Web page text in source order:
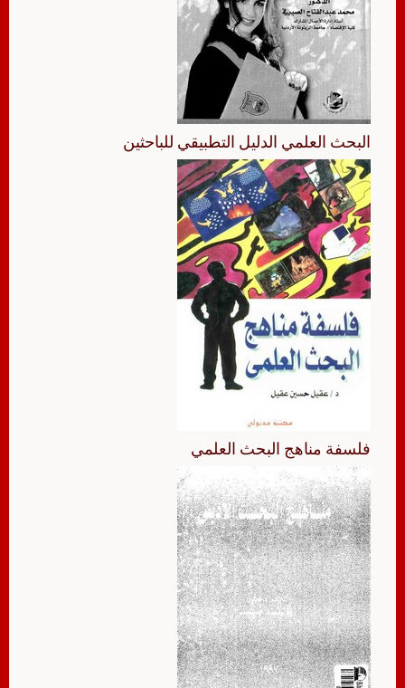
البحث العلمي الدليل التطبيقي للباحثين
فلسفة مناهج البحث العلمي